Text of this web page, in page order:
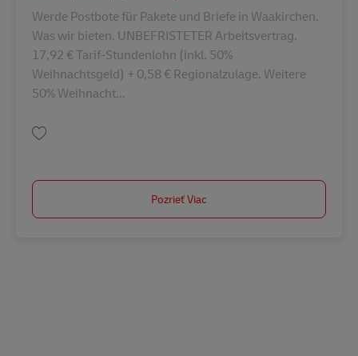
Werde Postbote für Pakete und Briefe in Waakirchen.
Was wir bieten. UNBEFRISTETER Arbeitsvertrag.
17,92 € Tarif-Stundenlohn (inkl. 50%
Weihnachtsgeld) + 0,58 € Regionalzulage. Weitere
50% Weihnacht...
Pozrieť Viac